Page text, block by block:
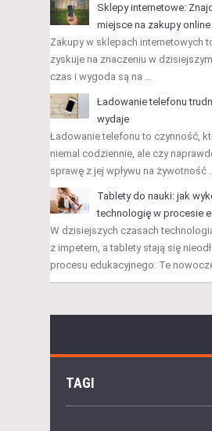
Sklepy internetowe:
miejsce na zakupy online
Zakupy w sklepach internetowych
zyskuje na znaczeniu w
czas i wygoda są na …
Ładowanie telefonu
wydaje
Ładowanie telefonu to czynność,
niemal codziennie, ale czy
sprawę z jej wpływu na żywotność …
Tablety do nauki: jak
technologię w procesie
W dzisiejszych czasach
z impetem, a tablety stają się
procesu edukacyjnego. Te
TAGI